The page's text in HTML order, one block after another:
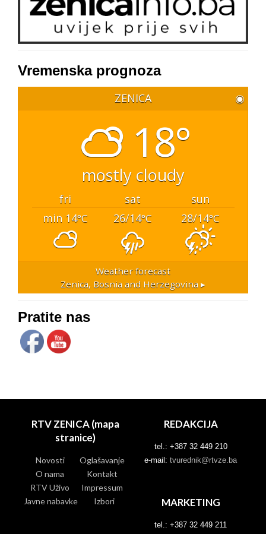
Vremenska prognoza
ZENICA ◉
18°
mostly cloudy
fri sat
sun
min 14°C 26/14°C 28/14°C
Weather forecast
Zenica, Bosnia and Herzegovina ▸
Pratite nas
RTV ZENICA (mapa
stranice)
Novosti
Oglašavanje
O nama
Kontakt
RTV Uživo
Impressum
Javne nabavke
Izbori
REDAKCIJA
tel.: +387 32 449 210
e-mail: tvurednik@rtvze.ba
MARKETING
tel.: +387 32 449 211